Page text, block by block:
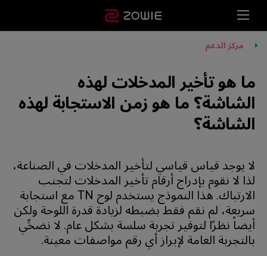
مركز الدعم
ما هو تأخير المدخلات لهذه
الشاشة؟ ما هو زمن الاستجابة لهذه
الشاشة؟
لا يوجد قياس قياسي لتأخير المدخلات في الصناعة،
لذا لا نقوم بإدراج أرقام تأخير المدخلات لتجنب
الارتباك. هذا النموذج يستخدم لوح TN مع استجابة
سريعة، لم نقم فقط بضبطه لزيادة قدرة اللوحة ولكن
أيضاً نظرًا لتوفير تجربة سلسة بشكل عام. لا نضحِّي
بالتجربة العامة لإبراز أي رقم مواصفات معينة.